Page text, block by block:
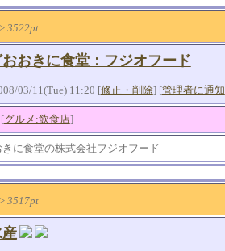
3522pt
おおきに食堂：フジオフード
03/11(Tue) 11:20 [修正・削除] [管理者に通知
グルメ:飲食店]
きに食堂の株式会社フジオフード
3517pt